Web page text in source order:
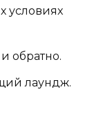
условиях
обратно.
лаундж.